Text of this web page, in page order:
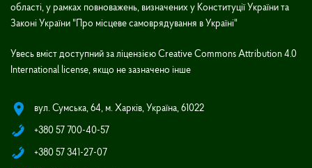
області, у рамках повноважень, визначених у Конституції України та
Законі України "Про місцеве самоврядування в Україні"
Увесь вміст доступний за ліцензією Creative Commons Attribution 4.0
International license, якщо не зазначено інше
вул. Сумська, 64, м. Харків, Україна, 61022
+380 57 700-40-57
+380 57 341-27-07